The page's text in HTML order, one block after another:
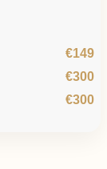
€149
€300
€300